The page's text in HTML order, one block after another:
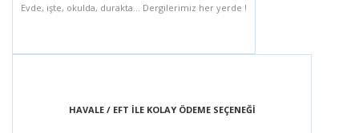
Evde, işte, okulda, durakta... Dergilerimiz her yerde !
HAVALE / EFT İLE KOLAY ÖDEME SEÇENEĞİ